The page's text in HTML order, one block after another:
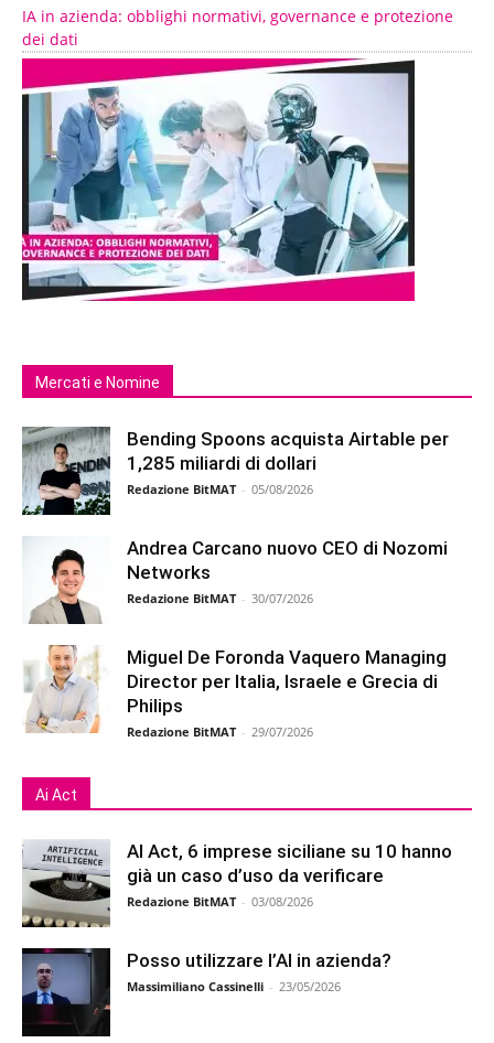
IA in azienda: obblighi normativi, governance e protezione
dei dati
Mercati e Nomine
Bending Spoons acquista Airtable per
1,285 miliardi di dollari
Redazione BitMAT - 05/08/2026
Andrea Carcano nuovo CEO di Nozomi
Networks
Redazione BitMAT - 30/07/2026
Miguel De Foronda Vaquero Managing
Director per Italia, Israele e Grecia di
Philips
Redazione BitMAT - 29/07/2026
Ai Act
AI Act, 6 imprese siciliane su 10 hanno
già un caso d’uso da verificare
Redazione BitMAT - 03/08/2026
Posso utilizzare l’AI in azienda?
Massimiliano Cassinelli - 23/05/2026